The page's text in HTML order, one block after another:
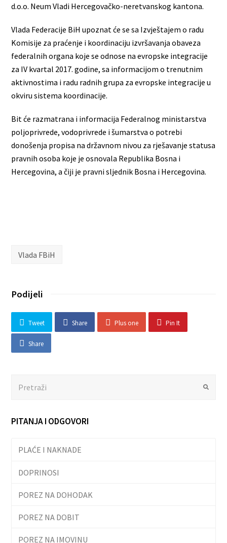
d.o.o. Neum Vladi Hercegovačko-neretvanskog kantona.
Vlada Federacije BiH upoznat će se sa Izvještajem o radu
Komisije za praćenje i koordinaciju izvršavanja obaveza
federalnih organa koje se odnose na evropske integracije
za IV kvartal 2017. godine, sa informacijom o trenutnim
aktivnostima i radu radnih grupa za evropske integracije u
okviru sistema koordinacije.
Bit će razmatrana i informacija Federalnog ministarstva
poljoprivrede, vodoprivrede i šumarstva o potrebi
donošenja propisa na državnom nivou za rješavanje statusa
pravnih osoba koje je osnovala Republika Bosna i
Hercegovina, a čiji je pravni sljednik Bosna i Hercegovina.
Vlada FBiH
Podijeli
Tweet Share Plus one Pin It
Share
Submit
PITANJA I ODGOVORI
PLAĆE I NAKNADE
DOPRINOSI
POREZ NA DOHODAK
POREZ NA DOBIT
POREZ NA IMOVINU